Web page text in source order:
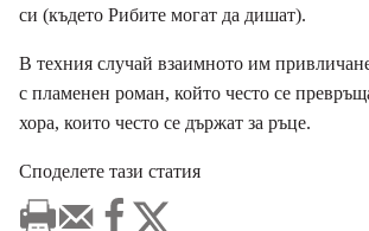
си (където Рибите могат да дишат).
В техния случай взаимното им
с пламенен роман, който често се
хора, които често се държат за ръце.
Споделете тази статия